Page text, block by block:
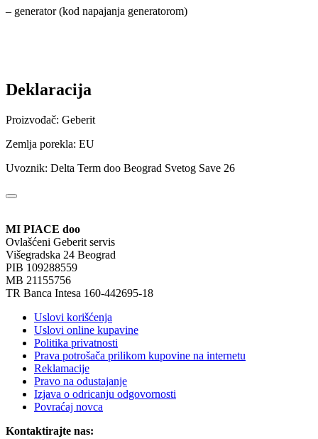
– generator (kod napajanja generatorom)
Deklaracija
Proizvođač: Geberit
Zemlja porekla: EU
Uvoznik: Delta Term doo Beograd Svetog Save 26
MI PIACE doo
Ovlašćeni Geberit servis
Višegradska 24 Beograd
PIB 109288559
MB 21155756
TR Banca Intesa 160-442695-18
Uslovi korišćenja
Uslovi online kupavine
Politika privatnosti
Prava potrošača prilikom kupovine na internetu
Reklamacije
Pravo na odustajanje
Izjava o odricanju odgovornosti
Povraćaj novca
Kontaktirajte nas: